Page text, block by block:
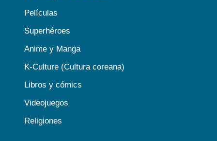
Películas
Superhéroes
Anime y Manga
K-Culture (Cultura coreana)
Libros y cómics
Videojuegos
Religiones